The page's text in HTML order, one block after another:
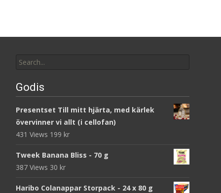
for:
Godis
Presentset Till mitt hjärta, med kärlek
övervinner vi allt (i cellofan)
431 Views 199 kr
Tweek Banana Bliss - 70 g
387 Views 30 kr
Haribo Colanappar Storpack - 24 x 80 g